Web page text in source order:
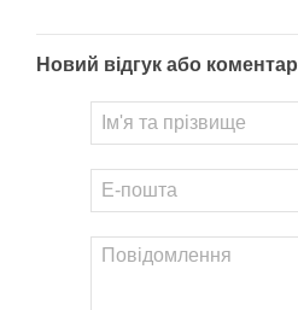
Новий відгук або коментар